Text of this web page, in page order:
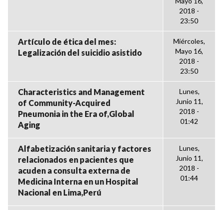
2018 -
23:50
Artículo de ética del mes:
Legalización del suicidio asistido
Miércoles,
Mayo 16,
2018 -
23:50
Characteristics and Management
of Community-Acquired
Pneumonia in the Era of,Global
Aging
Lunes,
Junio 11,
2018 -
01:42
Alfabetización sanitaria y factores
relacionados en pacientes que
acuden a consulta externa de
Medicina Interna en un Hospital
Nacional en Lima,Perú
Lunes,
Junio 11,
2018 -
01:44